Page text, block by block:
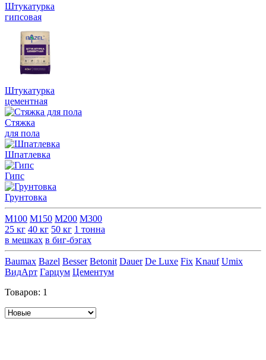
Штукатурка
гипсовая
Штукатурка
цементная
Стяжка
для пола
Шпатлевка
Гипс
Грунтовка
М100 М150 М200 М300
25 кг 40 кг 50 кг 1 тонна
в мешках в биг-бэгах
Baumax Bazel Besser Betonit Dauer De Luxe Fix Knauf Umix
ВидАрт Гарцум Цементум
Товаров: 1